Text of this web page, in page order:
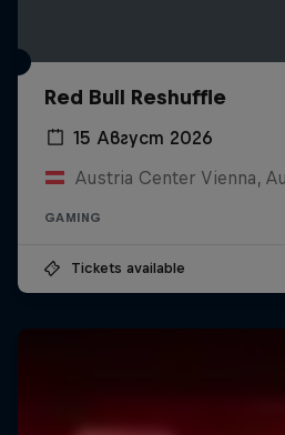
Red Bull Reshuffle
15 Август 2026
Austria Center Vienna,
GAMING
Tickets available